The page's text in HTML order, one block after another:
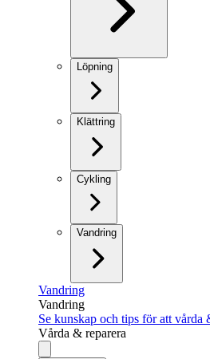
Löpning
Klättring
Cykling
Vandring
Vandring
Vandring
Se kunskap och tips för att vårda
Vårda & reparera